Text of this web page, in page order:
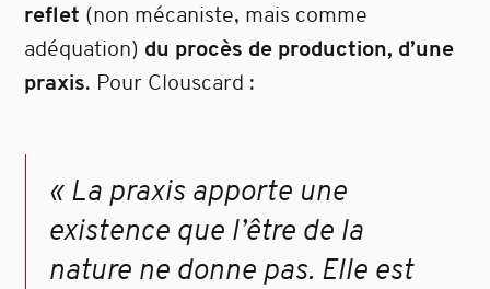
reflet (non mécaniste, mais comme
adéquation) du procès de production, d’une
praxis. Pour Clouscard :
« La praxis apporte une
existence que l’être de la
nature ne donne pas. Elle est